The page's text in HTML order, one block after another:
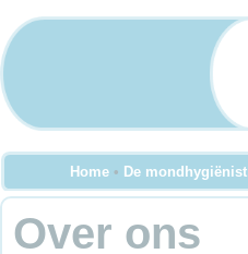
Home • De mondhygiënist
Over ons